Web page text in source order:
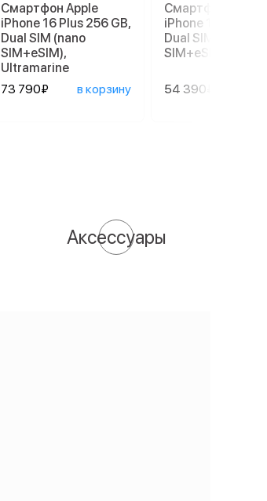
Смартфон Apple
iPhone 16 Plus 256 GB,
Dual SIM (nano
SIM+eSIM),
Ultramarine
73 790₽
в корзину
Смартфон Apple
iPhone 17e 256
Dual SIM (nano
SIM+eSIM), Black
54 390₽
Аксессуары